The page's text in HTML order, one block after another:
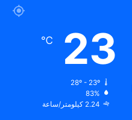
23
℃
28º - 23º
83%
2.24 كيلومتر/ساعة